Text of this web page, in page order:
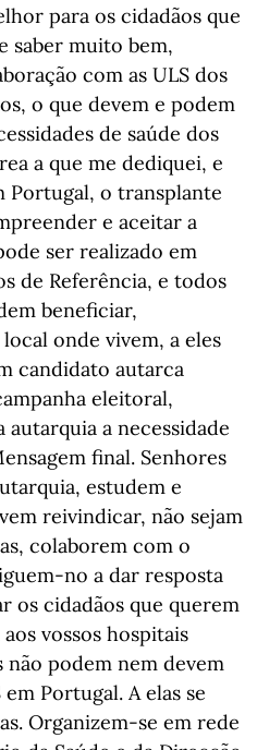
para os cidadãos que
saber muito bem,
com as ULS dos
o que devem e podem
de saúde dos
a que me dediquei, e
Portugal, o transplante
e aceitar a
ser realizado em
de Referência, e todos
beneficiar,
onde vivem, a eles
candidato autarca
eleitoral,
a necessidade
final. Senhores
estudem e
reivindicar, não sejam
colaborem com o
no a dar resposta
os cidadãos que querem
vossos hospitais
não podem nem devem
Portugal. A elas se
Organizem-se em rede